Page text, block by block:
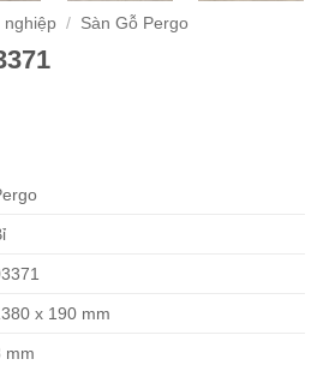
nghiệp / Sàn Gỗ Pergo
x 190 mm
mm